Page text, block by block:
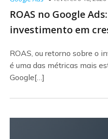
ROAS no Google
investimento em
ROAS, ou retorno sobre o
é uma das métricas mais
Google[…]